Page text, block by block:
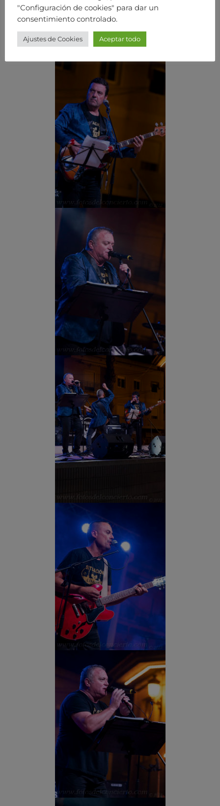
"Configuración de cookies" para dar un
consentimiento controlado.
Ajustes de Cookies Aceptar todo